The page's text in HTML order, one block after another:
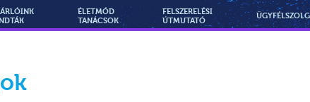
ÉLETMÓD
TANÁCSOK
FELSZERELÉSI
ÚTMUTATÓ